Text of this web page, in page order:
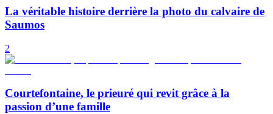
La véritable histoire derrière la photo du calvaire de
Saumos
2
Courtefontaine, le prieuré qui revit grâce à la
passion d’une famille